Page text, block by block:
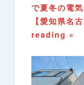
で夏冬の電
【愛知県名
reading »